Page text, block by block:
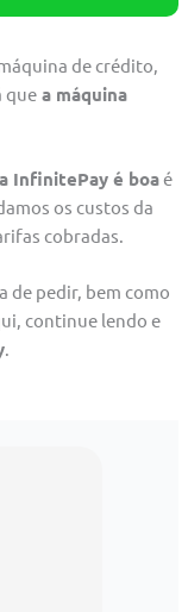
de crédito,
quea máquina
InfinitePay é boaé
os custos da
cobradas.
de pedir, bem como
continue lendo e
.